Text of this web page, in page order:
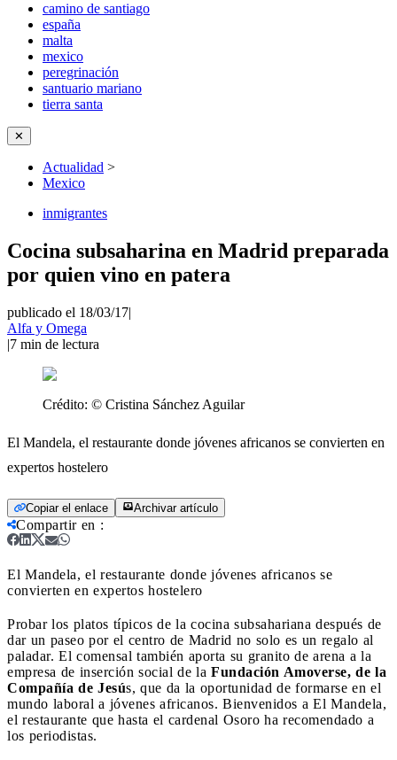
camino de santiago
españa
malta
mexico
peregrinación
santuario mariano
tierra santa
✕
Actualidad >
Mexico
inmigrantes
Cocina subsaharina en Madrid preparada
por quien vino en patera
publicado el 18/03/17|
Alfa y Omega
|7 min de lectura
Crédito: © Cristina Sánchez Aguilar
El Mandela, el restaurante donde jóvenes africanos se convierten en
expertos hostelero
Copiar el enlace Archivar artículo
Compartir en :
El Mandela, el restaurante donde jóvenes africanos se
convierten en expertos hostelero
Probar los platos típicos de la cocina subsahariana después de
dar un paseo por el centro de Madrid no solo es un regalo al
paladar. El comensal también aporta su granito de arena a la
empresa de inserción social de la Fundación Amoverse, de la
Compañía de Jesús, que da la oportunidad de formarse en el
mundo laboral a jóvenes africanos. Bienvenidos a El Mandela,
el restaurante que hasta el cardenal Osoro ha recomendado a
los periodistas.